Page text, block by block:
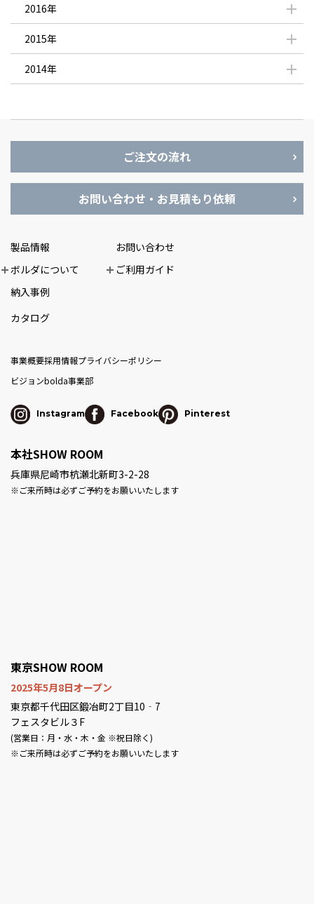
2016年
2015年
2014年
ご注文の流れ
お問い合わせ・お見積もり依頼
製品情報
ボルダについて
納入事例
カタログ
お問い合わせ
ご利用ガイド
事業概要採用情報プライバシーポリシー
ビジョンbolda事業部
Instagram Facebook Pinterest
本社SHOW ROOM
兵庫県尼崎市杭瀬北新町3-2-28
※ご来所時は必ずご予約をお願いいたします
東京SHOW ROOM
2025年5月8日オープン
東京都千代田区鍛冶町2丁目10‐7
フェスタビル３F
(営業日：月・水・木・金 ※祝日除く)
※ご来所時は必ずご予約をお願いいたします